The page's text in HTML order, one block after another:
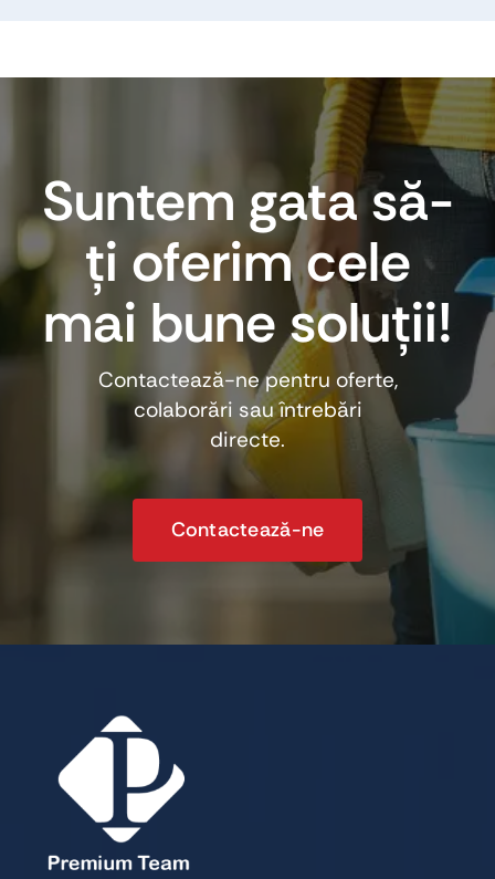
Suntem gata să-
ți oferim cele
mai bune soluții!
Contactează-ne pentru oferte,
colaborări sau întrebări
directe.
Contactează-ne